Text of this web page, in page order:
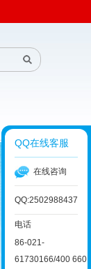
QQ在线客服
在线咨询
QQ:2502988437
电话
86-021-
61730166/400 660